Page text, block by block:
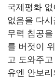
국제평화
없음을 다
무력 침공
를 버젓이
고 도와주
유엔 안보